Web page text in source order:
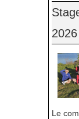
Le